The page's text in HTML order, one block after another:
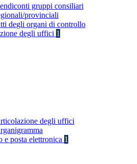
gruppi consiliari
provinciali
degli organi di controllo
degli uffici 1
degli uffici
e posta elettronica 1